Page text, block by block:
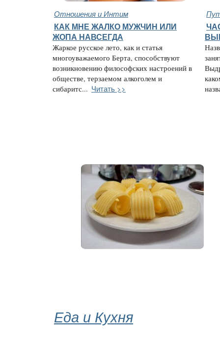
Отношения и Интим
КАК МНЕ ЖАЛКО МУЖЧИН ИЛИ
ЖОПА НАВСЕГДА
Жаркое русское лето, как и статья
многоуважаемого Берта, способствуют
возникновению философских настроений в
обществе, терзаемом алкоголем и
сибаритс... Читать >>
Еда и Кухня